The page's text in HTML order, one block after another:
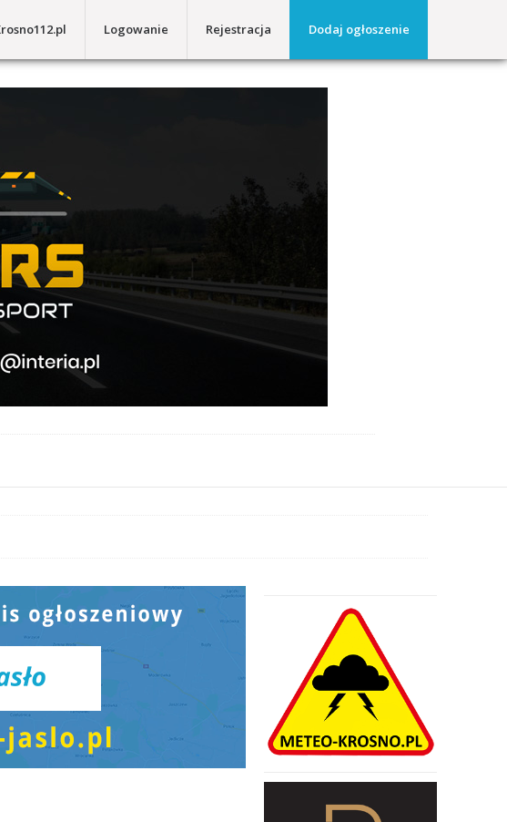
Logowanie Rejestracja Dodaj ogłoszenie